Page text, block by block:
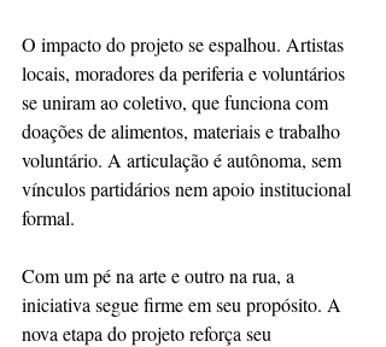
O impacto do projeto se espalhou. Artistas
locais, moradores da periferia e voluntários
se uniram ao coletivo, que funciona com
doações de alimentos, materiais e trabalho
voluntário. A articulação é autônoma, sem
vínculos partidários nem apoio institucional
formal.
Com um pé na arte e outro na rua, a
iniciativa segue firme em seu propósito. A
nova etapa do projeto reforça seu